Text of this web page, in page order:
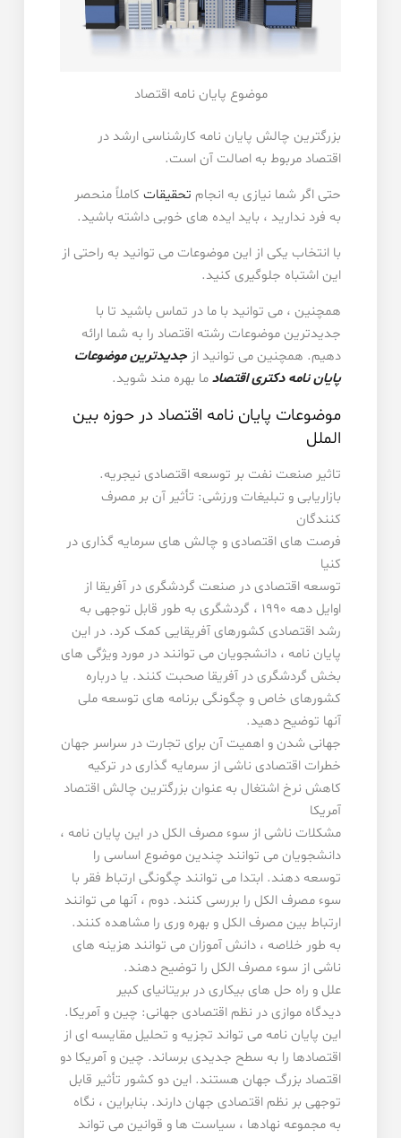
موضوع پایان نامه اقتصاد
بزرگترین چالش پایان نامه کارشناسی ارشد در
اقتصاد مربوط به اصالت آن است.
حتی اگر شما نیازی به انجام تحقیقاتکاملاً منحصر
به فرد ندارید ، باید ایده های خوبی داشته باشید.
با انتخاب یکی از این موضوعات می توانید به راحتی از
این اشتباه جلوگیری کنید.
همچنین ، می توانید با ما در تماس باشید تا با
جدیدترین موضوعات رشته اقتصاد را به شما ارائه
دهیم. همچنین می توانید از جدیدترین موضوعات
پایان نامه دکتری اقتصادما بهره مند شوید.
موضوعات پایان نامه اقتصاد در حوزه بین
الملل
تاثیر صنعت نفت بر توسعه اقتصادی نیجریه.
بازاریابی و تبلیغات ورزشی: تأثیر آن بر مصرف
کنندگان
فرصت های اقتصادی و چالش های سرمایه گذاری در
کنیا
توسعه اقتصادی در صنعت گردشگری در آفریقا از
اوایل دهه 1990 ، گردشگری به طور قابل توجهی به
رشد اقتصادی کشورهای آفریقایی کمک کرد. در این
پایان نامه ، دانشجویان می توانند در مورد ویژگی های
بخش گردشگری در آفریقا صحبت کنند. یا درباره
کشورهای خاص و چگونگی برنامه های توسعه ملی
آنها توضیح دهید.
جهانی شدن و اهمیت آن برای تجارت در سراسر جهان
خطرات اقتصادی ناشی از سرمایه گذاری در ترکیه
کاهش نرخ اشتغال به عنوان بزرگترین چالش اقتصاد
آمریکا
مشکلات ناشی از سوء مصرف الکل در این پایان نامه ،
دانشجویان می توانند چندین موضوع اساسی را
توسعه دهند. ابتدا می توانند چگونگی ارتباط فقر با
سوء مصرف الکل را بررسی کنند. دوم ، آنها می توانند
ارتباط بین مصرف الکل و بهره وری را مشاهده کنند.
به طور خلاصه ، دانش آموزان می توانند هزینه های
ناشی از سوء مصرف الکل را توضیح دهند.
علل و راه حل های بیکاری در بریتانیای کبیر
دیدگاه موازی در نظم اقتصادی جهانی: چین و آمریکا.
این پایان نامه می تواند تجزیه و تحلیل مقایسه ای از
اقتصادها را به سطح جدیدی برساند. چین و آمریکا دو
اقتصاد بزرگ جهان هستند. این دو کشور تأثیر قابل
توجهی بر نظم اقتصادی جهان دارند. بنابراین ، نگاه
به مجموعه نهادها ، سیاست ها و قوانین می تواند